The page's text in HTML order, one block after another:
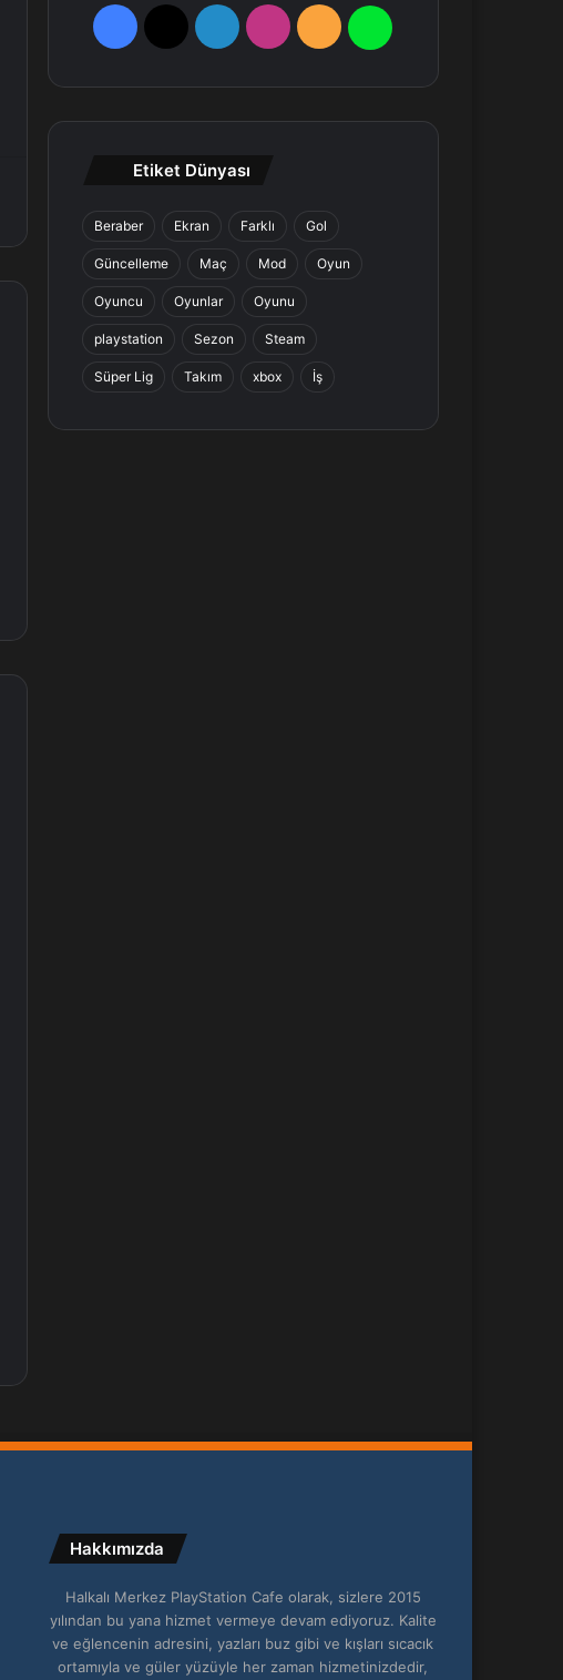
F
e
k
X
L
n
a
m
R
W
a
Etiket Dünyası
Beraber Ekran Farklı Gol
Güncelleme Maç Mod Oyun
Oyuncu Oyunlar Oyunu
playstation Sezon Steam
Süper Lig Takım xbox İş
Hakkımızda
Halkalı Merkez PlayStation Cafe olarak, sizlere 2015
yılından bu yana hizmet vermeye devam ediyoruz. Kalite
ve eğlencenin adresini, yazları buz gibi ve kışları sıcacık
ortamıyla ve güler yüzüyle her zaman hizmetinizdedir,